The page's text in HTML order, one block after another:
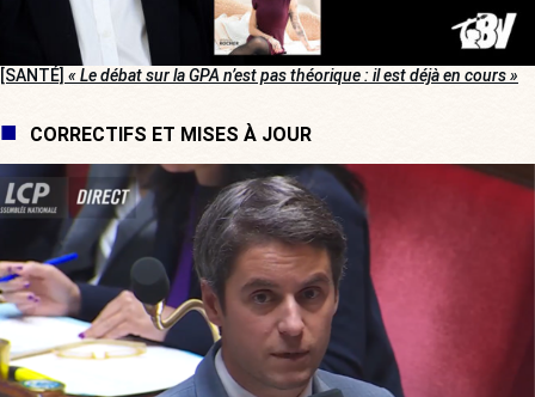
[SANTÉ] « Le débat sur la GPA n’est pas théorique : il est déjà en cours »
CORRECTIFS ET MISES À JOUR